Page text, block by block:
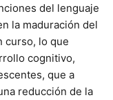
del lenguaje
la maduración del
curso, lo que
cognitivo,
que a
reducción de la